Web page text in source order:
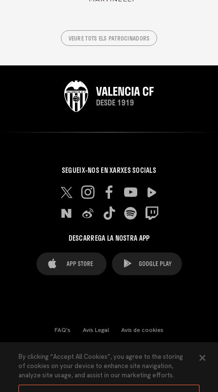
VEURE TOTS ELS PATROCINADORS
SEGUEIX-NOS EN XARXES SOCIALS
DESCARREGA LA NOSTRA APP
FAQ's Avís Legal Avís de cookies
Llei de Transparència Política de Privacitat
Accessibilitat
By clicking “Accept All Cookies”, you agree to the storing
of cookies on your device to enhance site navigation,
analyze site usage, and assist in our marketing efforts.